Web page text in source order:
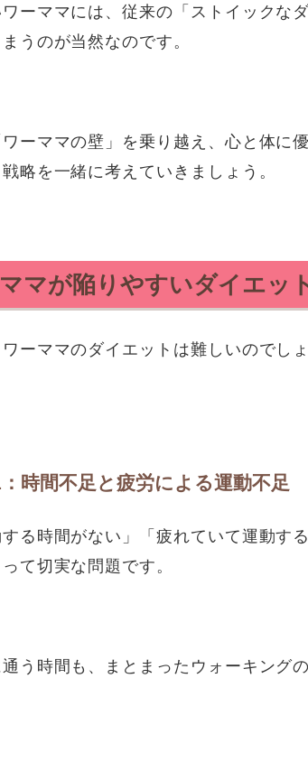
ーママには、従来の「ストイックな
うのが当然なのです。
ーママの壁」を乗り越え、心と体に
略を一緒に考えていきましょう。
マが陥りやすいダイエッ
ーママのダイエットは難しいのでし
時間不足と疲労による運動不足
する時間がない」「疲れていて運動す
て切実な問題です。
う時間も、まとまったウォーキング